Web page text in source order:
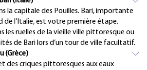
la capitale des Pouilles. Bari, importante
de l’Italie, est votre première étape.
les ruelles de la vieille ville pittoresque ou
de Bari lors d’un tour de ville facultatif.
(Grèce)
des criques pittoresques aux eaux